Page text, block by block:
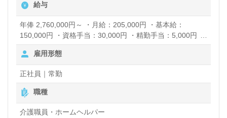
給与
年俸 2,760,000円～ ・月給：205,000円 ・基本給：
150,000円 ・資格手当：30,000円 ・精勤手当：5,000円 ・
夜勤手当：5,000円/回 月約4回 賞与あり 昇給あり
雇用形態
正社員｜常勤
職種
介護職員・ホームヘルパー